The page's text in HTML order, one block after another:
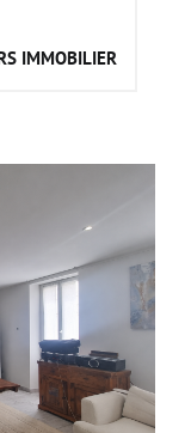
IMMOBILIER